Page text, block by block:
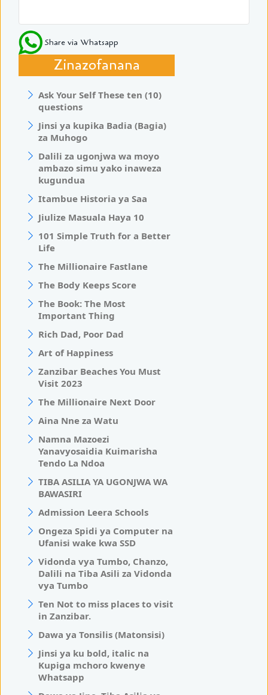
Share via Whatsapp
Zinazofanana
Ask Your Self These ten (10)
questions
Jinsi ya kupika Badia (Bagia)
za Muhogo
Dalili za ugonjwa wa moyo
ambazo simu yako inaweza
kugundua
Itambue Historia ya Saa
Jiulize Masuala Haya 10
101 Simple Truth for a Better
Life
The Millionaire Fastlane
The Body Keeps Score
The Book: The Most
Important Thing
Rich Dad, Poor Dad
Art of Happiness
Zanzibar Beaches You Must
Visit 2023
The Millionaire Next Door
Aina Nne za Watu
Namna Mazoezi
Yanavyosaidia Kuimarisha
Tendo La Ndoa
TIBA ASILIA YA UGONJWA WA
BAWASIRI
Admission Leera Schools
Ongeza Spidi ya Computer na
Ufanisi wake kwa SSD
Vidonda vya Tumbo, Chanzo,
Dalili na Tiba Asili za Vidonda
vya Tumbo
Ten Not to miss places to visit
in Zanzibar.
Dawa ya Tonsilis (Matonsisi)
Jinsi ya ku bold, italic na
Kupiga mchoro kwenye
Whatsapp